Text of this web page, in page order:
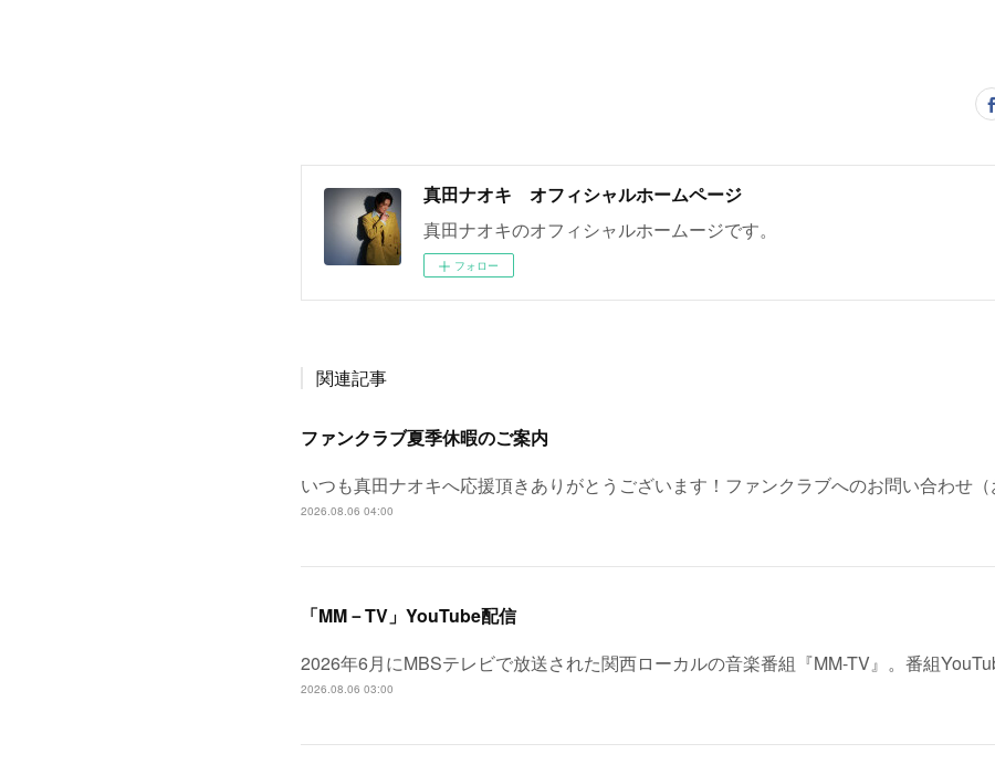
真田ナオキ オフィシャルホームページ
真田ナオキのオフィシャルホームージです。
フォロー
関連記事
ファンクラブ夏季休暇のご案内
いつも真田ナオキへ応援頂きありがとうございます！ファンクラブへのお問い合わせ
2026.08.06 04:00
「MM－TV」YouTube配信
2026年6月にMBSテレビで放送された関西ローカルの音楽番組『MM-TV』。番組
2026.08.06 03:00